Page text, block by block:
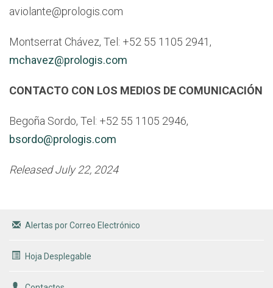
aviolante@prologis.com
Montserrat Chávez, Tel: +52 55 1105 2941,
mchavez@prologis.com
CONTACTO CON LOS MEDIOS DE COMUNICACIÓN
Begoña Sordo, Tel: +52 55 1105 2946,
bsordo@prologis.com
Released July 22, 2024
Alertas por Correo Electrónico
Hoja Desplegable